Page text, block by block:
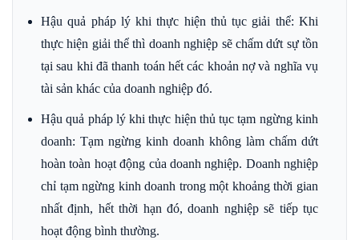
Hậu quả pháp lý khi thực hiện thủ tục giải thể: Khi
thực hiện giải thể thì doanh nghiệp sẽ chấm dứt sự tồn
tại sau khi đã thanh toán hết các khoản nợ và nghĩa vụ
tài sản khác của doanh nghiệp đó.
Hậu quả pháp lý khi thực hiện thủ tục tạm ngừng kinh
doanh: Tạm ngừng kinh doanh không làm chấm dứt
hoàn toàn hoạt động của doanh nghiệp. Doanh nghiệp
chỉ tạm ngừng kinh doanh trong một khoảng thời gian
nhất định, hết thời hạn đó, doanh nghiệp sẽ tiếp tục
hoạt động bình thường.